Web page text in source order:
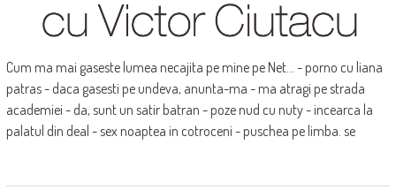
Cum ma mai gaseste lumea necajita pe mine pe Net... - porno cu liana
patras - daca gasesti pe undeva, anunta-ma - ma atragi pe strada
academiei - da, sunt un satir batran - poze nud cu nuty - incearca la
palatul din deal - sex noaptea in cotroceni - puschea pe limba. se